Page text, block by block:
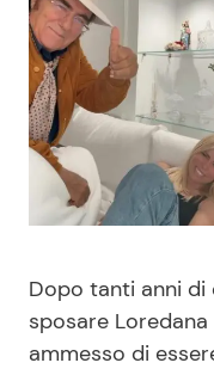
News Musica
News Spettacolo
Benessere
Moda e Style
Dopo tanti anni di
sposare
ammesso di